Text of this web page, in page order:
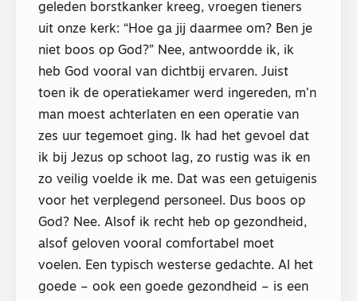
geleden borstkanker kreeg, vroegen tieners
uit onze kerk: “Hoe ga jij daarmee om? Ben je
niet boos op God?” Nee, antwoordde ik, ik
heb God vooral van dichtbij ervaren. Juist
toen ik de operatiekamer werd ingereden, m’n
man moest achterlaten en een operatie van
zes uur tegemoet ging. Ik had het gevoel dat
ik bij Jezus op schoot lag, zo rustig was ik en
zo veilig voelde ik me. Dat was een getuigenis
voor het verplegend personeel. Dus boos op
God? Nee. Alsof ik recht heb op gezondheid,
alsof geloven vooral comfortabel moet
voelen. Een typisch westerse gedachte. Al het
goede – ook een goede gezondheid – is een